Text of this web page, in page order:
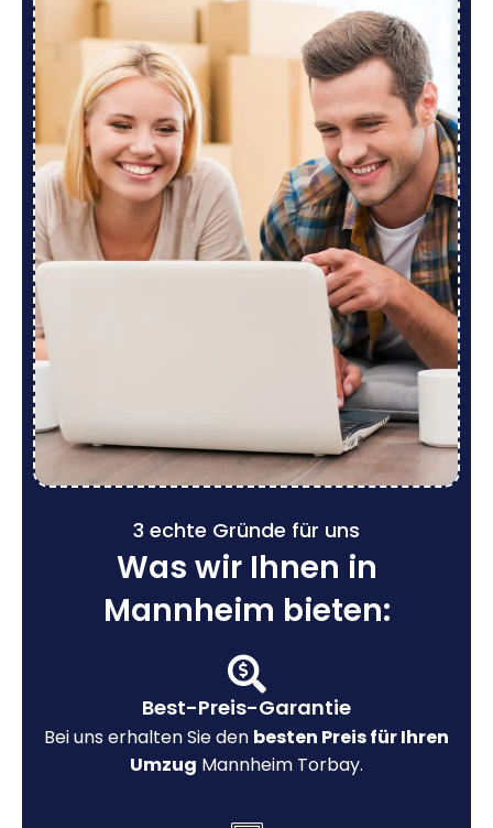
3 echte Gründe für uns
Was wir Ihnen in
Mannheim bieten:
Best-Preis-Garantie
Bei uns erhalten Sie den besten Preis für Ihren
Umzug Mannheim Torbay.